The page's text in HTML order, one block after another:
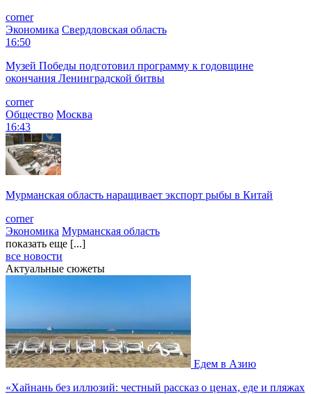
corner
Экономика Свердловская область
16:50
Музей Победы подготовил программу к годовщине
окончания Ленинградской битвы
corner
Общество Москва
16:43
Мурманская область наращивает экспорт рыбы в Китай
corner
Экономика Мурманская область
показать еще [...]
все новости
Актуальные сюжеты
Едем в Азию
«Хайнань без иллюзий: честный рассказ о ценах, еде и пляжах